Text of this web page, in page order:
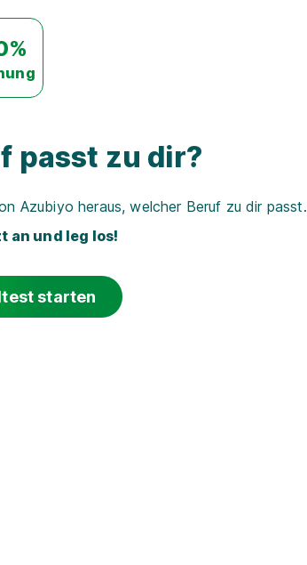
passt zu dir?
Azubiyo heraus, welcher Beruf zu dir passt.
an und leg los!
starten